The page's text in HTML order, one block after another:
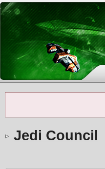
Jedi Council